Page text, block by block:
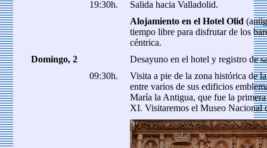
19:30h.
Salida hacia Valladolid.
Alojamiento en el Hotel Olid
tiempo libre para disfrutar de los
céntrica.
Domingo, 2
Desayuno en el hotel y registro de
09:30h.
Visita a pie de la zona histórica de
entre varios de sus edificios
María la Antigua, que fue la
XI. Visitaremos el Museo Nacional